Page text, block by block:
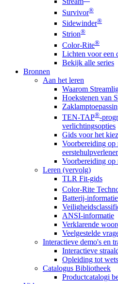
Survivor®
Sidewinder®
Strion®
Color-Rite®
Lichten voor een
Bekijk alle series
Bronnen
Aan het leren
Waarom
Hoekstenen van
TEN-TAP®-
verlichtingsopties
Gids voor het
Voorbereiding op
Voorbereiding op
Leren (vervolg)
TLR Fit-gids
Color-Rite
Batterij-informatie
ANSI-informatie
Verklarende
Veelgestelde
Interactieve demo's en
Interactieve
Opleiding tot
Catalogus Bibliotheek
Productcatalogi